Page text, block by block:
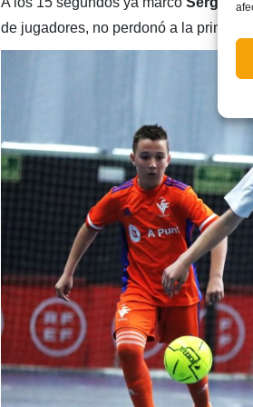
de jugadores, no perdonó a la primera